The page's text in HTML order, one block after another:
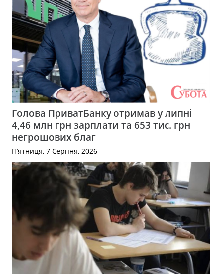
Голова ПриватБанку отримав у липні
4,46 млн грн зарплати та 653 тис. грн
негрошових благ
П’ятниця, 7 Серпня, 2026